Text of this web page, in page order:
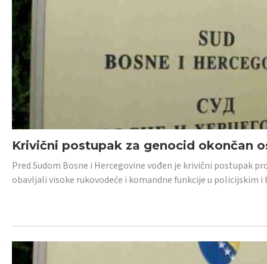
Krivični postupak za genocid okončan
Pred Sudom Bosne i Hercegovine vođen je krivični postupak
obavljali visoke rukovodeće i komandne funkcije u policijskim